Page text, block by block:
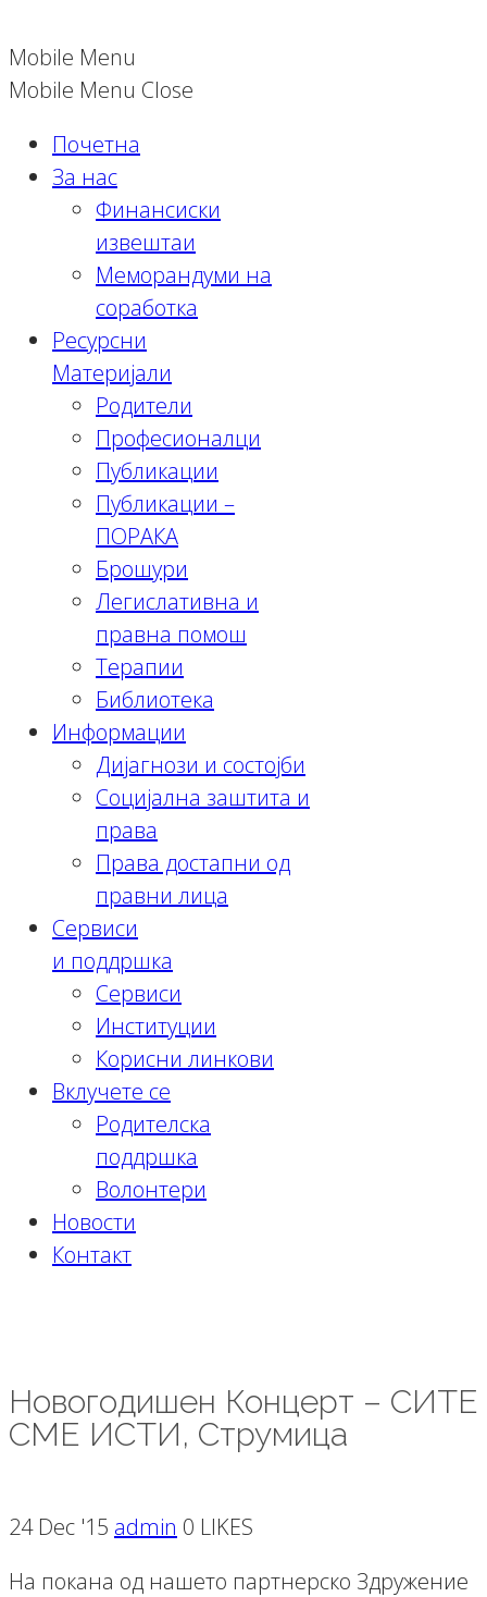
Mobile Menu
Mobile Menu Close
Почетна
За нас
Финансиски
извештаи
Меморандуми на
соработка
Ресурсни
Материјали
Родители
Професионалци
Публикации
Публикации –
ПОРАКА
Брошури
Легислативна и
правна помош
Терапии
Библиотека
Информации
Дијагнози и состојби
Социјална заштита и
права
Права достапни од
правни лица
Сервиси
и поддршка
Сервиси
Институции
Корисни линкови
Вклучете се
Родителска
поддршка
Волонтери
Новости
Контакт
Новогодишен Концерт – СИТЕ
СМЕ ИСТИ, Струмица
24 Dec '15 admin 0 LIKES
На покана од нашето партнерско Здружение